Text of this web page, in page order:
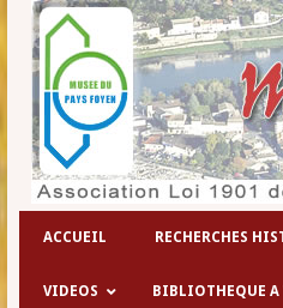
ACCUEIL RECHERCHES
VIDEOS BIBLIOTHEQUE A